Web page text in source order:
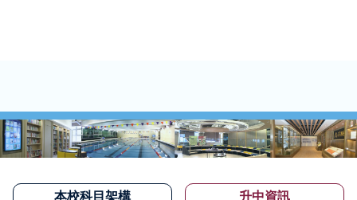
本校科目架構 升中資訊